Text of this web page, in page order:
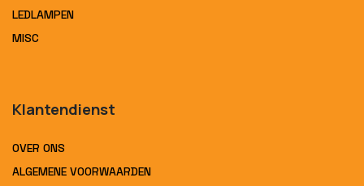
LEDLAMPEN
MISC
Klantendienst
OVER ONS
ALGEMENE VOORWAARDEN